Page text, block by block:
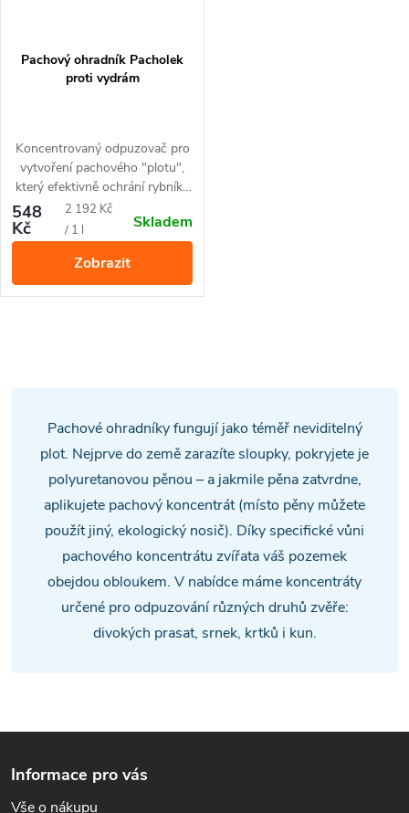
Pachový ohradník Pacholek
proti vydrám
Koncentrovaný odpuzovač pro
vytvoření pachového "plotu",
který efektivně ochrání rybníky
proti vydrám.
548
Kč
Měrná
cena:
2 192 Kč
/ 1 l
Skladem
Zobrazit
y
Pachové ohradníky fungují jako téměř neviditelný
plot. Nejprve do země zarazíte sloupky, pokryjete je
polyuretanovou pěnou – a jakmile pěna zatvrdne,
aplikujete pachový koncentrát (místo pěny můžete
použít jiný, ekologický nosič). Díky specifické vůni
pachového koncentrátu zvířata váš pozemek
obejdou obloukem. V nabídce máme koncentráty
určené pro odpuzování různých druhů zvěře:
divokých prasat, srnek, krtků i kun.
áInformace pro vás
Vše o nákupu